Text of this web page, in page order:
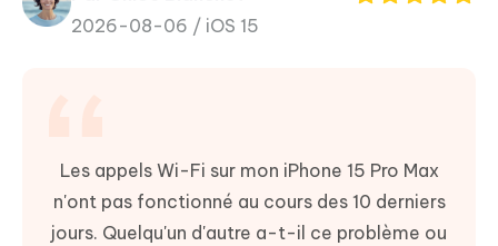
Editor
2026-08-06 / iOS 15
Les appels Wi-Fi sur mon iPhone 15 Pro Max
n'ont pas fonctionné au cours des 10 derniers
jours. Quelqu'un d'autre a-t-il ce problème ou